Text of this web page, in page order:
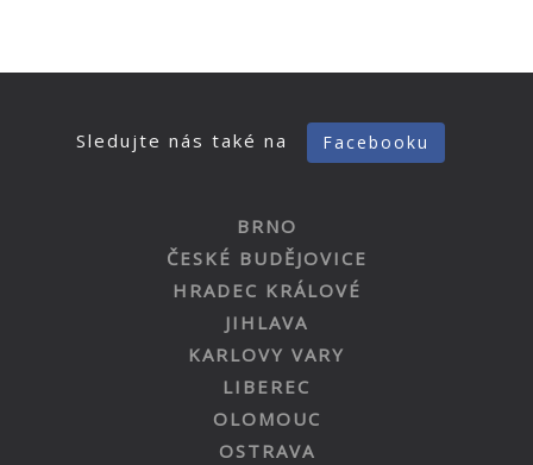
Sledujte nás také na Facebooku
BRNO
ČESKÉ BUDĚJOVICE
HRADEC KRÁLOVÉ
JIHLAVA
KARLOVY VARY
LIBEREC
OLOMOUC
OSTRAVA